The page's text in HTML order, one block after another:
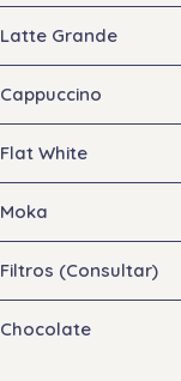
Latte Grande
Cappuccino
Flat White
Moka
Filtros (Consultar)
Chocolate